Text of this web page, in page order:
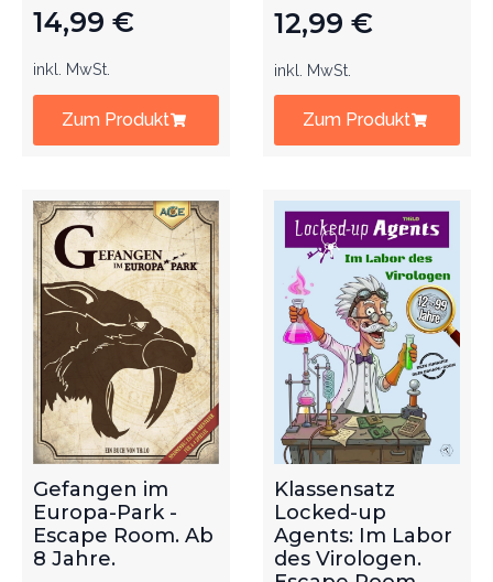
14,99 €
inkl. MwSt.
Zum Produkt
12,99 €
inkl. MwSt.
Zum Produkt
Gefangen im
Europa-Park -
Escape Room. Ab
8 Jahre.
Klassensatz
Locked-up
Agents: Im Labor
des Virologen.